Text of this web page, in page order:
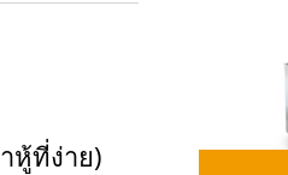
หู้ที่ง่าย)